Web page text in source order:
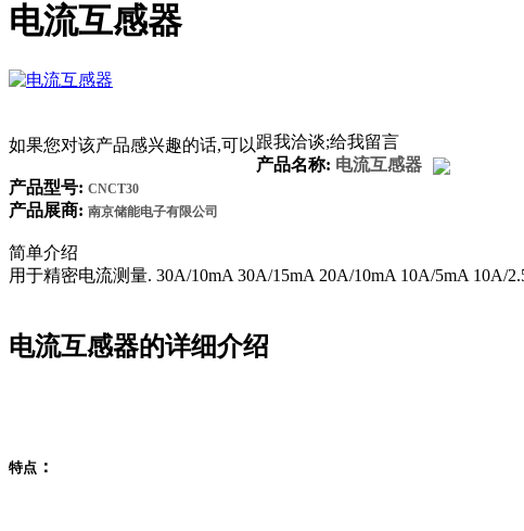
电流互感器
如果您对该产品感兴趣的话,可以跟我洽谈;给我留言
产品名称: 电流互感器
产品型号: CNCT30
产品展商: 南京储能电子有限公司
简单介绍
用于精密电流测量. 30A/10mA 30A/15mA 20A/10mA 10A/5mA 10A/
电流互感器的详细介绍
特点 ：